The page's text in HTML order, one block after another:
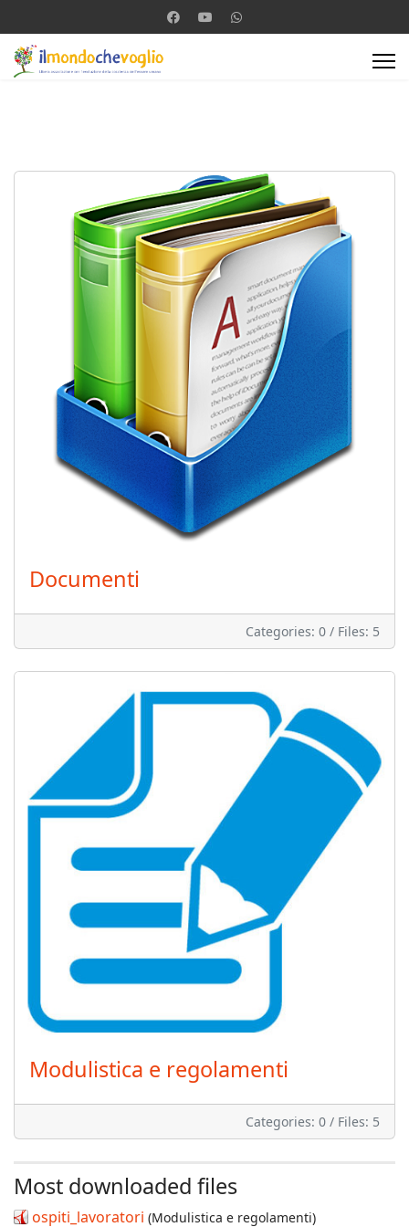
Documenti
Categories: 0 / Files: 5
Modulistica e regolamenti
Categories: 0 / Files: 5
Most downloaded files
ospiti_lavoratori (Modulistica e regolamenti)